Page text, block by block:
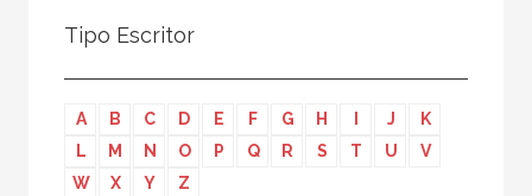
Editor
Tipo Escritor
A B C D E F G H J
K
L
M N O P Q R S T U
V
W
X Y Z